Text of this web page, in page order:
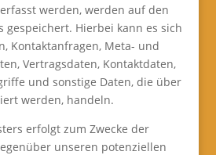
werden, werden auf den
gespeichert. Hierbei kann es sich
Kontaktanfragen, Meta- und
Vertragsdaten, Kontaktdaten,
und sonstige Daten, die über
werden, handeln.
erfolgt zum Zwecke der
unseren potenziellen